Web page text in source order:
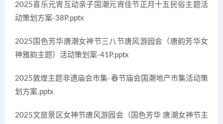
2025喜乐元宵互动亲子国潮元宵佳节正月十五民俗主题活
动策划方案-38P.pptx
2025国色芳华唐潮女神节三八节唐风游园会（唐韵芳华女
神雅韵主题）活动策划案-41P.pptx
2025敦煌主题非遗庙会市集-春节庙会国潮地产市集活动策
划方案.pptx
2025文旅景区女神节唐风游园会（国色芳华 唐潮女神节主